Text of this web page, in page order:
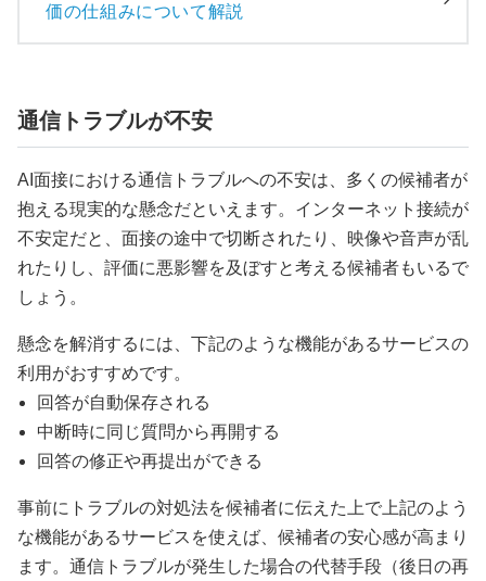
価の仕組みについて解説
通信トラブルが不安
AI面接における通信トラブルへの不安は、多くの候補者が
抱える現実的な懸念だといえます。インターネット接続が
不安定だと、面接の途中で切断されたり、映像や音声が乱
れたりし、評価に悪影響を及ぼすと考える候補者もいるで
しょう。
懸念を解消するには、下記のような機能があるサービスの
利用がおすすめです。
回答が自動保存される
中断時に同じ質問から再開する
回答の修正や再提出ができる
事前にトラブルの対処法を候補者に伝えた上で上記のよう
な機能があるサービスを使えば、候補者の安心感が高まり
ます。通信トラブルが発生した場合の代替手段（後日の再